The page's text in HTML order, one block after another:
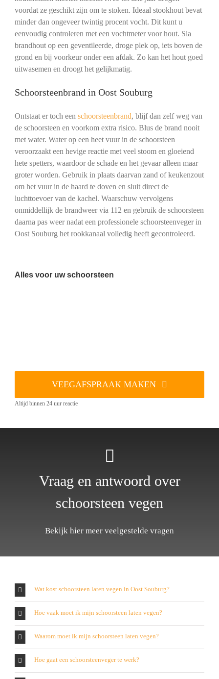
voordat ze geschikt zijn om te stoken. Ideaal stookhout bevat
minder dan ongeveer twintig procent vocht. Dit kunt u
eenvoudig controleren met een vochtmeter voor hout. Sla
brandhout op een geventileerde, droge plek op, iets boven de
grond en bij voorkeur onder een afdak. Zo kan het hout goed
uitwasemen en droogt het gelijkmatig.
Schoorsteenbrand in Oost Souburg
Ontstaat er toch een schoorsteenbrand, blijf dan zelf weg van
de schoorsteen en voorkom extra risico. Blus de brand nooit
met water. Water op een heet vuur in de schoorsteen
veroorzaakt een hevige reactie met veel stoom en gloeiend
hete spetters, waardoor de schade en het gevaar alleen maar
groter worden. Gebruik in plaats daarvan zand of keukenzout
om het vuur in de haard te doven en sluit direct de
luchttoevoer van de kachel. Waarschuw vervolgens
onmiddellijk de brandweer via 112 en gebruik de schoorsteen
daarna pas weer nadat een professionele schoorsteenveger in
Oost Souburg het rookkanaal volledig heeft gecontroleerd.
Alles voor uw schoorsteen
VEEGAFSPRAAK MAKEN
Altijd binnen 24 uur reactie
Vraag en antwoord over
schoorsteen vegen
Bekijk hier meer veelgestelde vragen
Wat kost schoorsteen laten vegen in Oost Souburg?
Hoe vaak moet ik mijn schoorsteen laten vegen?
Waarom moet ik mijn schoorsteen laten vegen?
Hoe gaat een schoorsteenveger te werk?